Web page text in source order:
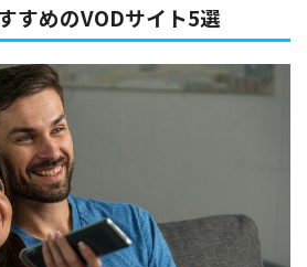
すめのVODサイト5選